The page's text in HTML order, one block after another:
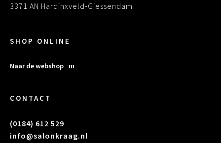
3371 AN Hardinxveld-Giessendam
SHOP ONLINE
Naar de webshop
CONTACT
(0184) 612 529
info@salonkraag.nl